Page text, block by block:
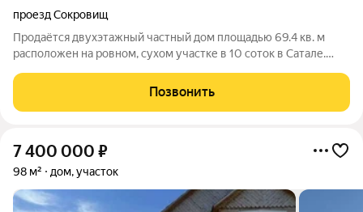
проезд Сокровищ
Продаётся двухэтажный частный дом площадью 69.4 кв. м
расположен на ровном, сухом участке в 10 соток в Сатале.
кухня - гостиная, санузел, второй этаж отведен под спальню.
Объект построен в
Позвонить
7 400 000 ₽
98 м² дом, участок